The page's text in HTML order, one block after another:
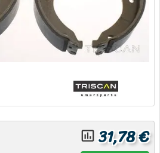
insert_chart_outlined 31,78 €